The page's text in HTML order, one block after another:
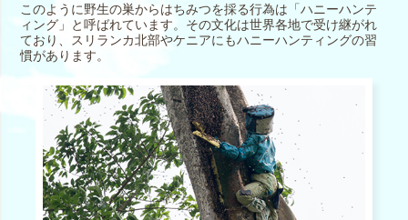
このように野生の巣からはちみつを採る行為は「ハニーハンテ
ィング」と呼ばれています。その文化は世界各地で受け継がれ
ており、スリランカ北部やケニアにもハニーハンティングの習
慣があります。